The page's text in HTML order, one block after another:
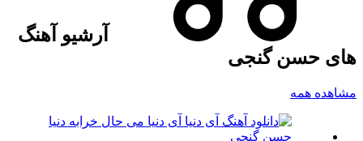
آرشیو آهنگ
های حسن گنجی
مشاهده همه